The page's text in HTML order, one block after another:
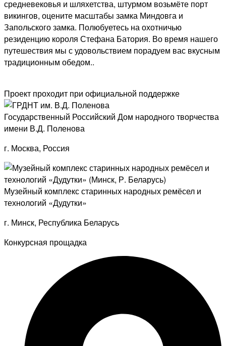
средневековья и шляхетства, штурмом возьмёте порт
викингов, оцените масштабы замка Миндовга и
Запольского замка. Полюбуетесь на охотничью
резиденцию короля Стефана Батория. Во время нашего
путешествия мы с удовольствием порадуем вас вкусным
традиционным обедом..
Проект проходит при официальной поддержке
Государственный Российский Дом народного творчества
имени В.Д. Поленова
г. Москва, Россия
Музейный комплекс старинных народных ремёсел и
технологий «Дудутки»
г. Минск, Республика Беларусь
Конкурсная прощадка